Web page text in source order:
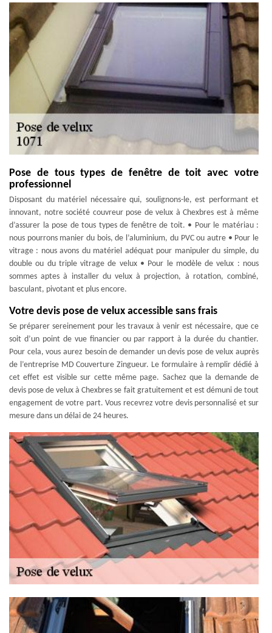
Pose de tous types de fenêtre de toit avec votre
professionnel
Disposant du matériel nécessaire qui, soulignons-le, est performant et
innovant, notre société couvreur pose de velux à Chexbres est à même
d’assurer la pose de tous types de fenêtre de toit. • Pour le matériau :
nous pourrons manier du bois, de l’aluminium, du PVC ou autre • Pour le
vitrage : nous avons du matériel adéquat pour manipuler du simple, du
double ou du triple vitrage de velux • Pour le modèle de velux : nous
sommes aptes à installer du velux à projection, à rotation, combiné,
basculant, pivotant et plus encore.
Votre devis pose de velux accessible sans frais
Se préparer sereinement pour les travaux à venir est nécessaire, que ce
soit d’un point de vue financier ou par rapport à la durée du chantier.
Pour cela, vous aurez besoin de demander un devis pose de velux auprès
de l’entreprise MD Couverture Zingueur. Le formulaire à remplir dédié à
cet effet est visible sur cette même page. Sachez que la demande de
devis pose de velux à Chexbres se fait gratuitement et est démuni de tout
engagement de votre part. Vous recevrez votre devis personnalisé et sur
mesure dans un délai de 24 heures.